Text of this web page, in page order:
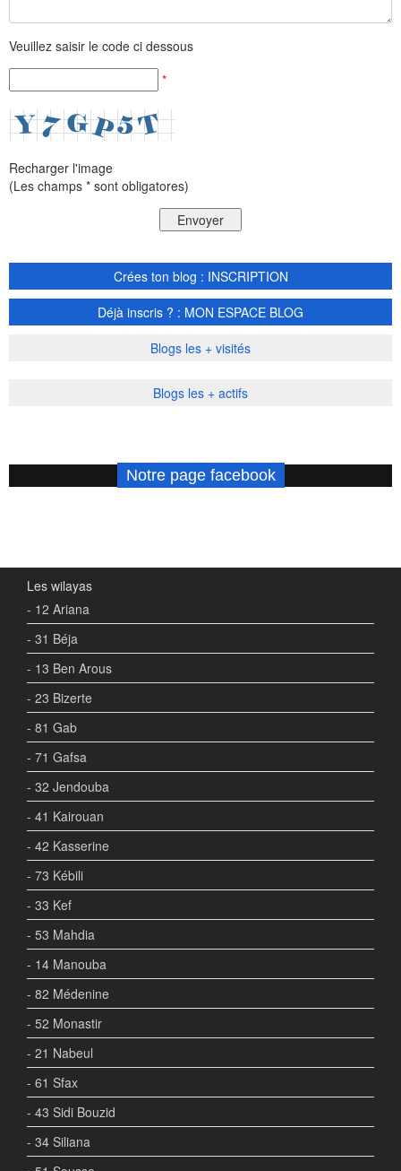
Veuillez saisir le code ci dessous
*
Recharger l'image
(Les champs * sont obligatores)
Crées ton blog : INSCRIPTION
Déjà inscris ? : MON ESPACE BLOG
Blogs les + visités
Blogs les + actifs
Notre page facebook
Les wilayas
- 12 Ariana
- 31 Béja
- 13 Ben Arous
- 23 Bizerte
- 81 Gab
- 71 Gafsa
- 32 Jendouba
- 41 Kairouan
- 42 Kasserine
- 73 Kébili
- 33 Kef
- 53 Mahdia
- 14 Manouba
- 82 Médenine
- 52 Monastir
- 21 Nabeul
- 61 Sfax
- 43 Sidi Bouzid
- 34 Siliana